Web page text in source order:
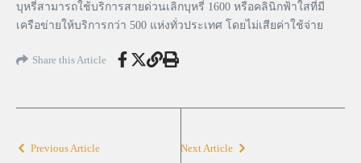
บุหรี่สามารถใช้บริการสายด่วนเลิกบุหรี่ 1600 หรือคลินิกฟ้าใสที่มี
เครือข่ายให้บริการกว่า 500 แห่งทั่วประเทศ โดยไม่เสียค่าใช้จ่าย
Share this Article
Previous Article Next Article